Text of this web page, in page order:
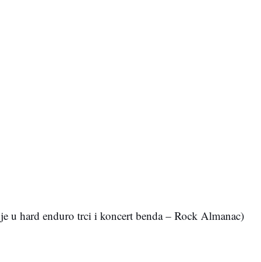
u hard enduro trci i koncert benda – Rock Almanac)